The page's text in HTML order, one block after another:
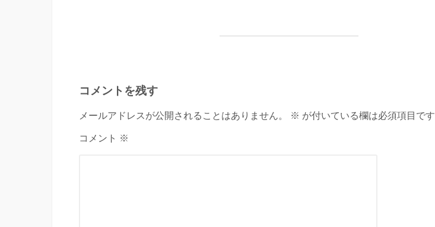
コメントを残す
メールアドレスが公開されることはありません。 ※ が付いている欄は必須項目です
コメント ※